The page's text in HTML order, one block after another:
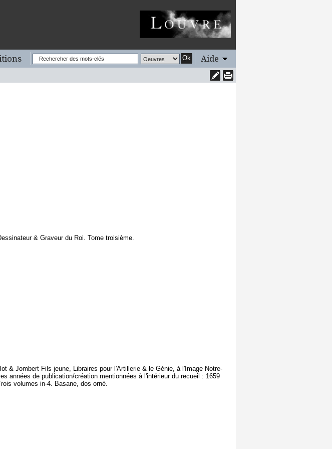
Ok Aide
& Graveur du Roi. Tome troisième.
& Jombert Fils jeune, Libraires pour l'Artillerie & le Génie, à l'Image Notre-
années de publication/création mentionnées à l'intérieur du recueil : 1659
volumes in-4. Basane, dos orné.